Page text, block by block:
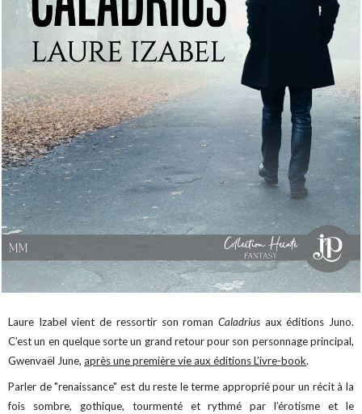
Laure Izabel vient de ressortir son roman Caladrius aux éditions Juno.
C’est un en quelque sorte un grand retour pour son personnage principal,
Gwenvaël June,après une première vie aux éditions L’ivre-book.
Parler de "renaissance" est du reste le terme approprié pour un récit à la
fois sombre, gothique, tourmenté et rythmé par l’érotisme et le